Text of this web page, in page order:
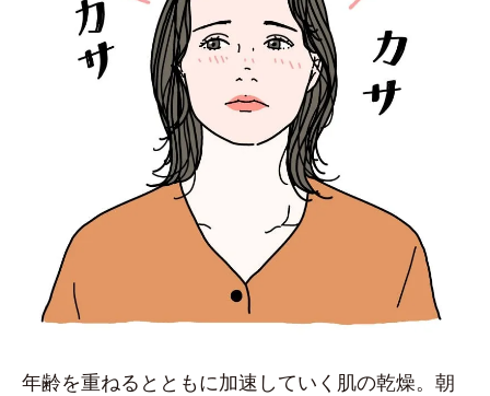
年齢を重ねるとともに加速していく肌の乾燥。朝